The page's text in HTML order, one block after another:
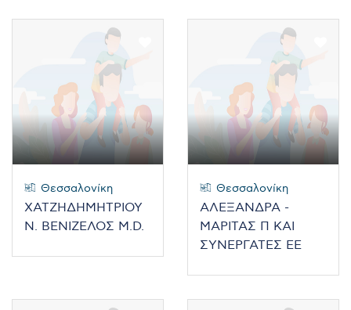
Θεσσαλονίκη
ΧΑΤΖΗΔΗΜΗΤΡΙΟΥ
Ν. ΒΕΝΙΖΕΛΟΣ M.D.
Θεσσαλονίκη
ΑΛΕΞΑΝΔΡΑ -
ΜΑΡΙΤΑΣ Π ΚΑΙ
ΣΥΝΕΡΓΑΤΕΣ ΕΕ